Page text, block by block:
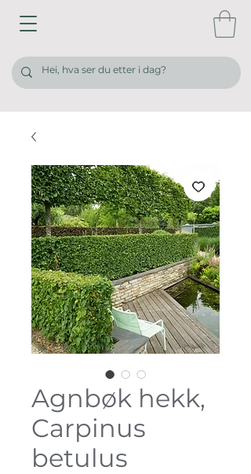
Agnbøk hekk,
Carpinus
betulus